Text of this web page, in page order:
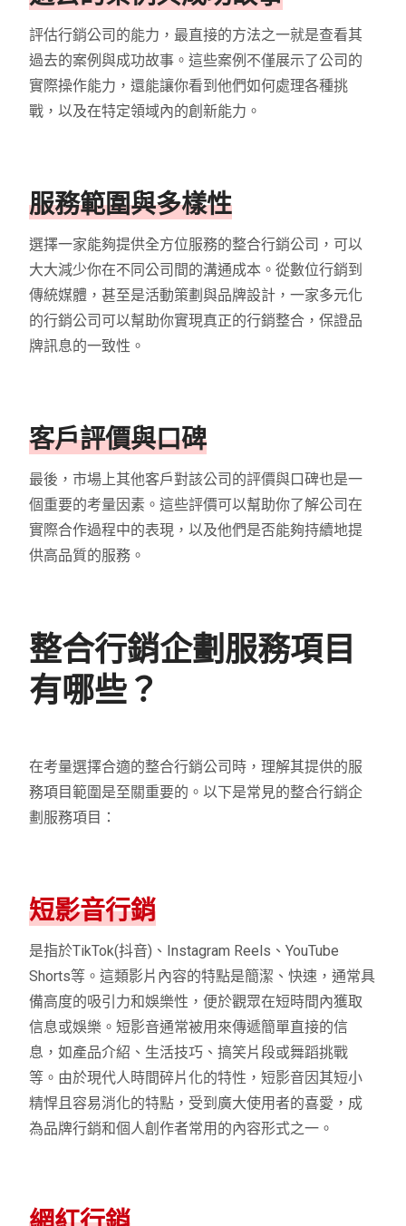
評估行銷公司的能力，最直接的方法之一就是查看其
過去的案例與成功故事。這些案例不僅展示了公司的
實際操作能力，還能讓你看到他們如何處理各種挑
戰，以及在特定領域內的創新能力。
服務範圍與多樣性
選擇一家能夠提供全方位服務的整合行銷公司，可以
大大減少你在不同公司間的溝通成本。從數位行銷到
傳統媒體，甚至是活動策劃與品牌設計，一家多元化
的行銷公司可以幫助你實現真正的行銷整合，保證品
牌訊息的一致性。
客戶評價與口碑
最後，市場上其他客戶對該公司的評價與口碑也是一
個重要的考量因素。這些評價可以幫助你了解公司在
實際合作過程中的表現，以及他們是否能夠持續地提
供高品質的服務。
整合行銷企劃服務項目
有哪些？
在考量選擇合適的整合行銷公司時，理解其提供的服
務項目範圍是至關重要的。以下是常見的整合行銷企
劃服務項目：
短影音行銷
是指於TikTok(抖音)、Instagram Reels、YouTube
Shorts等。這類影片內容的特點是簡潔、快速，通常具
備高度的吸引力和娛樂性，便於觀眾在短時間內獲取
信息或娛樂。短影音通常被用來傳遞簡單直接的信
息，如產品介紹、生活技巧、搞笑片段或舞蹈挑戰
等。由於現代人時間碎片化的特性，短影音因其短小
精悍且容易消化的特點，受到廣大使用者的喜愛，成
為品牌行銷和個人創作者常用的內容形式之一。